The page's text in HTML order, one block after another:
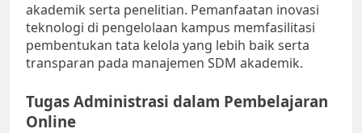
akademik serta penelitian. Pemanfaatan inovasi
teknologi di pengelolaan kampus memfasilitasi
pembentukan tata kelola yang lebih baik serta
transparan pada manajemen SDM akademik.
Tugas Administrasi dalam Pembelajaran
Online